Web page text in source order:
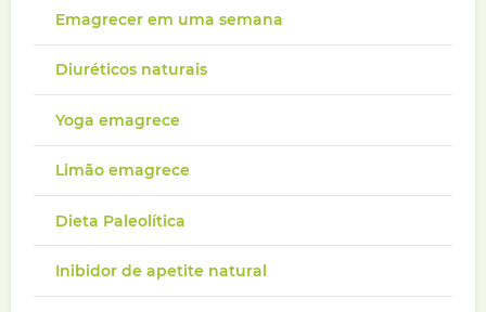
Emagrecer em uma semana
Diuréticos naturais
Yoga emagrece
Limão emagrece
Dieta Paleolítica
Inibidor de apetite natural